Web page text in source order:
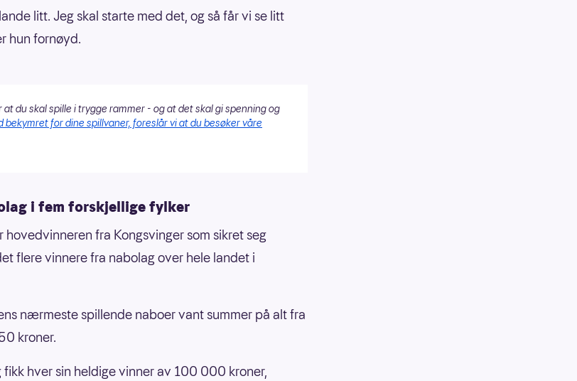
litt. Jeg skal starte med det, og så får vi se litt
hun fornøyd.
at du skal spille i trygge rammer - og at det skal gi spenning og
bekymret for dine spillvaner, foreslår vi at du besøker våre
i fem forskjellige fylker
hovedvinneren fra Kongsvinger som sikret seg
flere vinnere fra nabolag over hele landet i
nærmeste spillende naboer vant summer på alt fra
kroner.
fikk hver sin heldige vinner av 100 000 kroner,